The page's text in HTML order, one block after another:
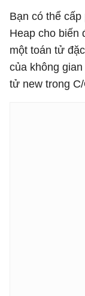
Bạn có thể
Heap cho biến
một toán tử
của không
tử new trong